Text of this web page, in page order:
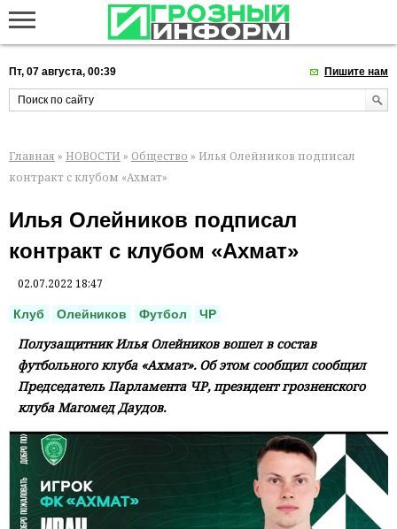
Пт, 07 августа, 00:39 Пишите нам
Главная » НОВОСТИ » Общество » Илья Олейников подписал
контракт с клубом «Ахмат»
Илья Олейников подписал
контракт с клубом «Ахмат»
02.07.2022 18:47
Клуб Олейников Футбол ЧР
Полузащитник Илья Олейников вошел в состав
футбольного клуба «Ахмат». Об этом сообщил сообщил
Председатель Парламента ЧР, президент грозненского
клуба Магомед Даудов.